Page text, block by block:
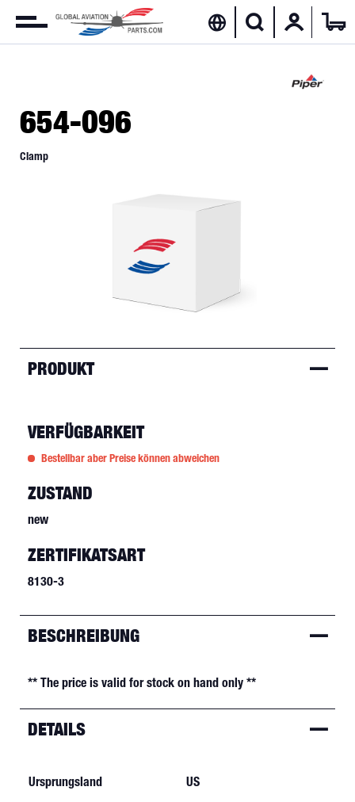
654-096
Clamp
PRODUKT
VERFÜGBARKEIT
Bestellbar aber Preise können abweichen
ZUSTAND
new
ZERTIFIKATSART
8130-3
BESCHREIBUNG
** The price is valid for stock on hand only **
DETAILS
Ursprungsland
US